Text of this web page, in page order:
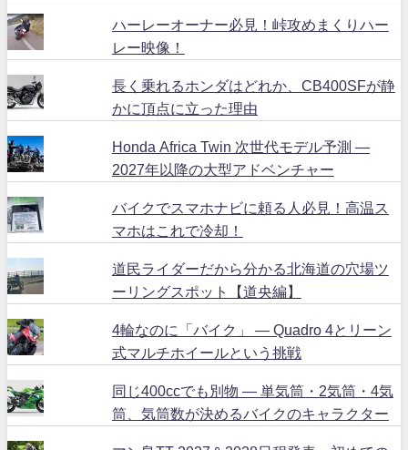
ハーレーオーナー必見！峠攻めまくりハー
レー映像！
長く乗れるホンダはどれか、CB400SFが静
かに頂点に立った理由
Honda Africa Twin 次世代モデル予測 ―
2027年以降の大型アドベンチャー
バイクでスマホナビに頼る人必見！高温ス
マホはこれで冷却！
道民ライダーだから分かる北海道の穴場ツ
ーリングスポット【道央編】
4輪なのに「バイク」 ― Quadro 4とリーン
式マルチホイールという挑戦
同じ400ccでも別物 ― 単気筒・2気筒・4気
筒、気筒数が決めるバイクのキャラクター